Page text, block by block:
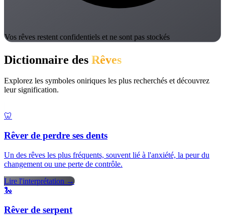
Vos rêves restent confidentiels et ne sont pas stockés
Dictionnaire des Rêves
Explorez les symboles oniriques les plus recherchés et découvrez
leur signification.
🦷
Rêver de perdre ses dents
Un des rêves les plus fréquents, souvent lié à l'anxiété, la peur du
changement ou une perte de contrôle.
Lire l'interprétation →
🐍
Rêver de serpent